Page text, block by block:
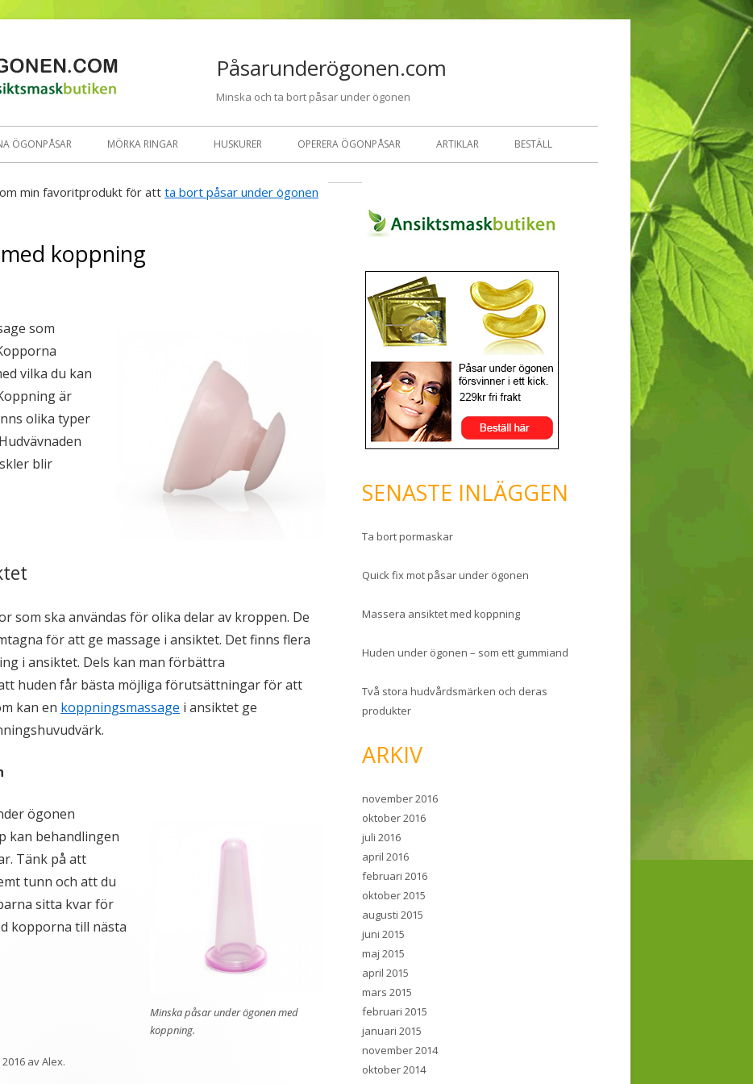
Påsarunderögonen.com
Minska och ta bort påsar under ögonen
ÖGONPÅSAR MÖRKA RINGAR HUSKURER OPERERA ÖGONPÅSAR ARTIKLAR BESTÄLL
min favoritprodukt för att ta bort påsar under ögonen
koppning
som
vilka du kan
är
olika typer
blir
som ska användas för olika delar av kroppen. De
för att ge massage i ansiktet. Det finns flera
i ansiktet. Dels kan man förbättra
huden får bästa möjliga förutsättningar för att
kan en koppningsmassage i ansiktet ge
Minska påsar under ögonen med
koppning.
ögonen
kan behandlingen
Tänk på att
tunn och att du
sitta kvar för
kopporna till nästa
avAlex.
SENASTE INLÄGGEN
Ta bort pormaskar
Quick fix mot påsar under ögonen
Massera ansiktet med koppning
Huden under ögonen – som ett gummiand
Två stora hudvårdsmärken och deras
produkter
ARKIV
november 2016
oktober 2016
juli 2016
april 2016
februari 2016
oktober 2015
augusti 2015
juni 2015
maj 2015
april 2015
mars 2015
februari 2015
januari 2015
november 2014
oktober 2014